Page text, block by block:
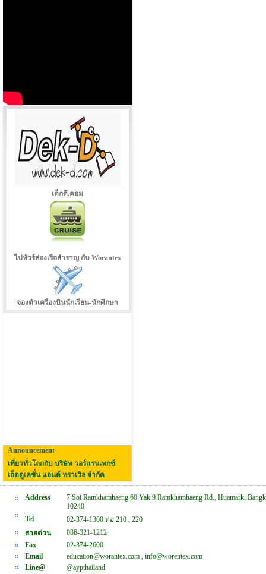
เด็กดี.คอม
ไปทัวร์ล่องเรือสำราญ กับ Worantex
จองตัวเครืองบินนักเรียน-นักศึกษา
Announcement
เที่ยวทั่วโลกกับ บริษัท วอร์แรนเทกซ์
เอ็ดดูเคชั่น แอนด์ ทราเวิล จำกัด
Address
7 Soi Ramkhamhaeng 60 Yak 9 Ramkhamhaeng Rd., Huamark,
10240
Tel
02-374-1300 ต่อ 210 , 220
สายด่วน
086-321-1212
Fax
02-374-2600
Email
education@worantex.com , info@worentex.com
Line@
@aypthailand